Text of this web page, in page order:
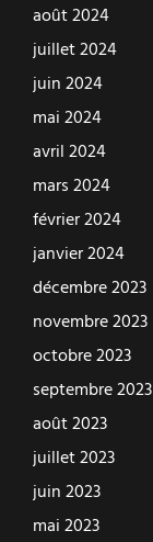
août 2024
juillet 2024
juin 2024
mai 2024
avril 2024
mars 2024
février 2024
janvier 2024
décembre 2023
novembre 2023
octobre 2023
septembre 2023
août 2023
juillet 2023
juin 2023
mai 2023